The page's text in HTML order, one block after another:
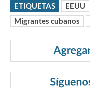
ETIQUETAS EEUU
Migrantes cubanos